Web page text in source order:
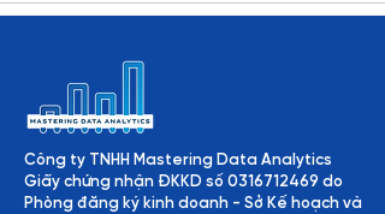
Công ty TNHH Mastering Data Analytics
Giấy chứng nhận ĐKKD số 0316712469 do
Phòng đăng ký kinh doanh - Sở Kế hoạch và